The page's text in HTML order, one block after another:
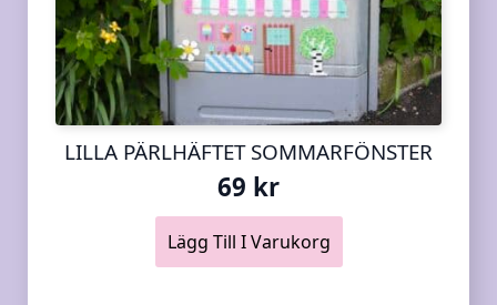
LILLA PÄRLHÄFTET SOMMARFÖNSTER
69 kr
Lägg Till I Varukorg